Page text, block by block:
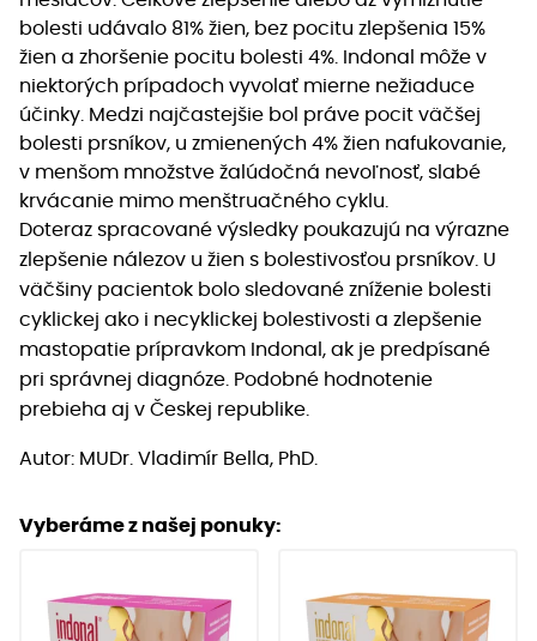
bolesti udávalo 81% žien, bez pocitu zlepšenia 15%
žien a zhoršenie pocitu bolesti 4%. Indonal môže v
niektorých prípadoch vyvolať mierne nežiaduce
účinky. Medzi najčastejšie bol práve pocit väčšej
bolesti prsníkov, u zmienených 4% žien nafukovanie,
v menšom množstve žalúdočná nevoľnosť, slabé
krvácanie mimo menštruačného cyklu.
Doteraz spracované výsledky poukazujú na výrazne
zlepšenie nálezov u žien s bolestivosťou prsníkov. U
väčšiny pacientok bolo sledované zníženie bolesti
cyklickej ako i necyklickej bolestivosti a zlepšenie
mastopatie prípravkom Indonal, ak je predpísané
pri správnej diagnóze. Podobné hodnotenie
prebieha aj v Českej republike.
Autor: MUDr. Vladimír Bella, PhD.
Vyberáme z našej ponuky: